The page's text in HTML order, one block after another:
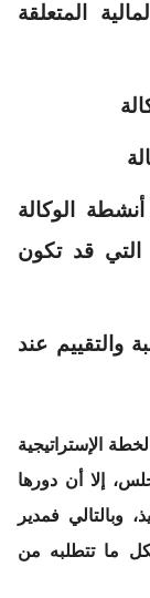
المتعلقة
الوكالة
التي قد تكون
والتقييم عند
الإستراتيجية
إلا أن دورها
وبالتالي فمدير
ما تتطلبه من